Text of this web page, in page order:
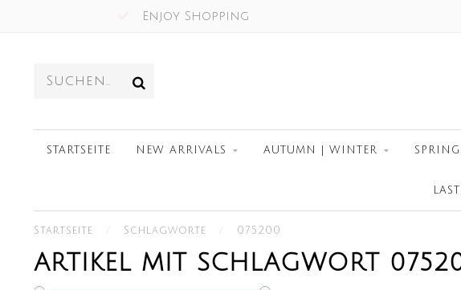
Enjoy Shopping
STARTSEITE NEW ARRIVALS AUTUMN | WINTER
Startseite Schlagworte 075200
ARTIKEL MIT SCHLAGWORT